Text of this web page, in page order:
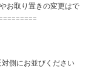
お取り置きの変更はで
側にお並びください